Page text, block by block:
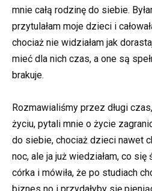
mnie całą rodzinę do siebie.
przytulałam moje dzieci i
chociaż nie widziałam jak
mieć dla nich czas, a one są
brakuje.
Rozmawialiśmy przez długi
życiu, pytali mnie o życie
do siebie, chociaż dzieci nawet
noc, ale ja już wiedziałam, co się
córka i mówiła, że po studiach